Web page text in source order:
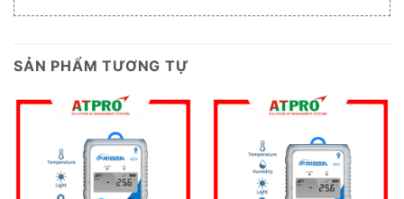
SẢN PHẨM TƯƠNG TỰ